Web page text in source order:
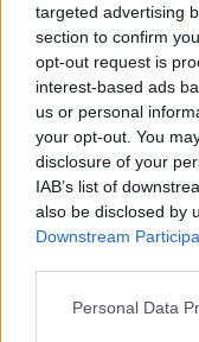
targeted advertising
section to confirm
opt-out request is
interest-based ads
us or personal
your opt-out. You
disclosure of your
IAB’s list of
also be disclosed by
Downstream
Personal Data
DOM A ZÁHRADA